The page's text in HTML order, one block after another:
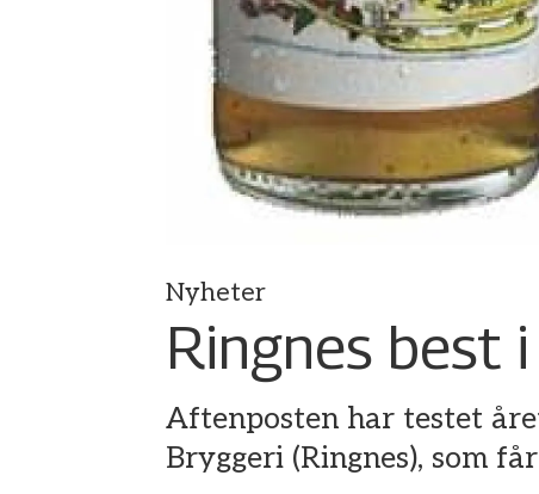
Nyheter
Ringnes best
Aftenposten har testet
Bryggeri (Ringnes), som